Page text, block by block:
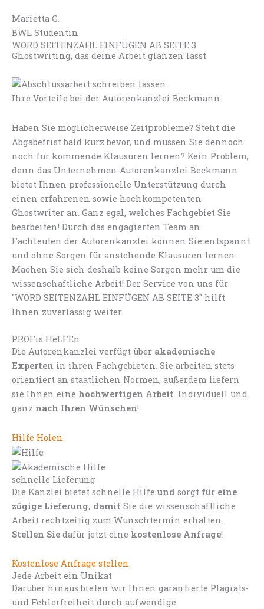
Marietta G.
BWL Studentin
WORD SEITENZAHL EINFÜGEN AB SEITE 3:
Ghostwriting, das deine Arbeit glänzen lässt
Ihre Vorteile bei der Autorenkanzlei Beckmann
Haben Sie möglicherweise Zeitprobleme? Steht die
Abgabefrist bald kurz bevor, und müssen Sie dennoch
noch für kommende Klausuren lernen? Kein Problem,
denn das Unternehmen Autorenkanzlei Beckmann
bietet Ihnen professionelle Unterstützung durch
einen erfahrenen sowie hochkompetenten
Ghostwriter an. Ganz egal, welches Fachgebiet Sie
bearbeiten! Durch das engagierten Team an
Fachleuten der Autorenkanzlei können Sie entspannt
und ohne Sorgen für anstehende Klausuren lernen.
Machen Sie sich deshalb keine Sorgen mehr um die
wissenschaftliche Arbeit! Der Service von uns für
"WORD SEITENZAHL EINFÜGEN AB SEITE 3" hilft
Ihnen zuverlässig weiter.
PROFis HeLFEn
Die Autorenkanzlei verfügt über akademische
Experten in ihren Fachgebieten. Sie arbeiten stets
orientiert an staatlichen Normen, außerdem liefern
sie Ihnen eine hochwertigen Arbeit. Individuell und
ganz nach Ihren Wünschen!
Hilfe Holen
schnelle Lieferung
Die Kanzlei bietet schnelle Hilfe und sorgt für eine
zügige Lieferung, damit Sie die wissenschaftliche
Arbeit rechtzeitig zum Wunschtermin erhalten.
Stellen Sie dafür jetzt eine kostenlose Anfrage!
Kostenlose Anfrage stellen
Jede Arbeit ein Unikat
Darüber hinaus bieten wir Ihnen garantierte Plagiats-
und Fehlerfreiheit durch aufwendige